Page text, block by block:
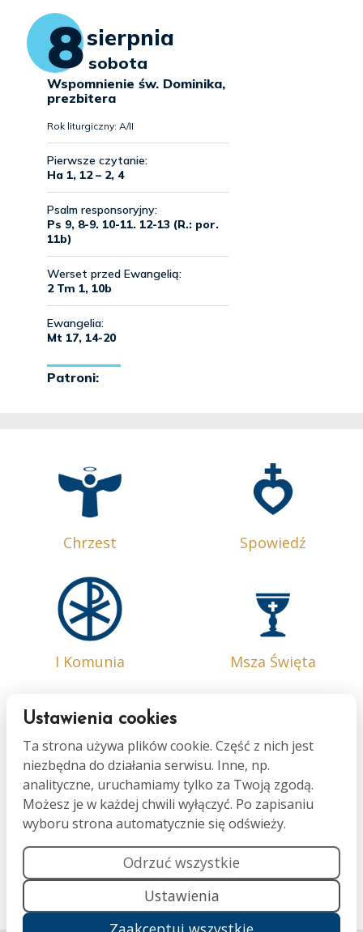
Chrzest Spowiedź
I Komunia Msza Święta
Bierzmowanie Małżeństwo
Ustawienia cookies
Ta strona używa plików cookie. Część z nich jest
niezbędna do działania serwisu. Inne, np.
analityczne, uruchamiamy tylko za Twoją zgodą.
Możesz je w każdej chwili wyłączyć. Po zapisaniu
wyboru strona automatycznie się odświeży.
Odrzuć wszystkie
Ustawienia